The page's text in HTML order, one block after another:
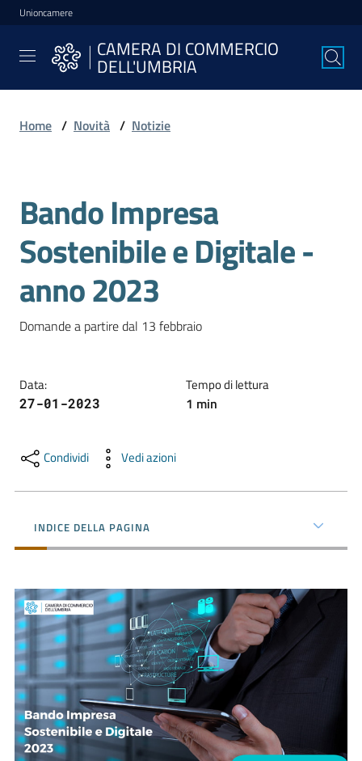
Vai al contenuto
Vai alla navigazione
Vai al footer
Unioncamere
CAMERA DI COMMERCIO
DELL'UMBRIA
CAMERA DI
COMMERCIO
DELL'UMBRIA
Avviare
l'Impresa
Gestire
Promuovere
e
territorio
Tutelare
e
il
Consumatore
L'Impresa
Digitale
Home / Novità / Notizie
Salta al contenuto
Bando Impresa
Sostenibile e Digitale -
anno 2023
Domande a partire dal 13 febbraio
Data:
27-01-2023
Tempo di lettura
1 min
Condividi Vedi azioni
INDICE DELLA PAGINA